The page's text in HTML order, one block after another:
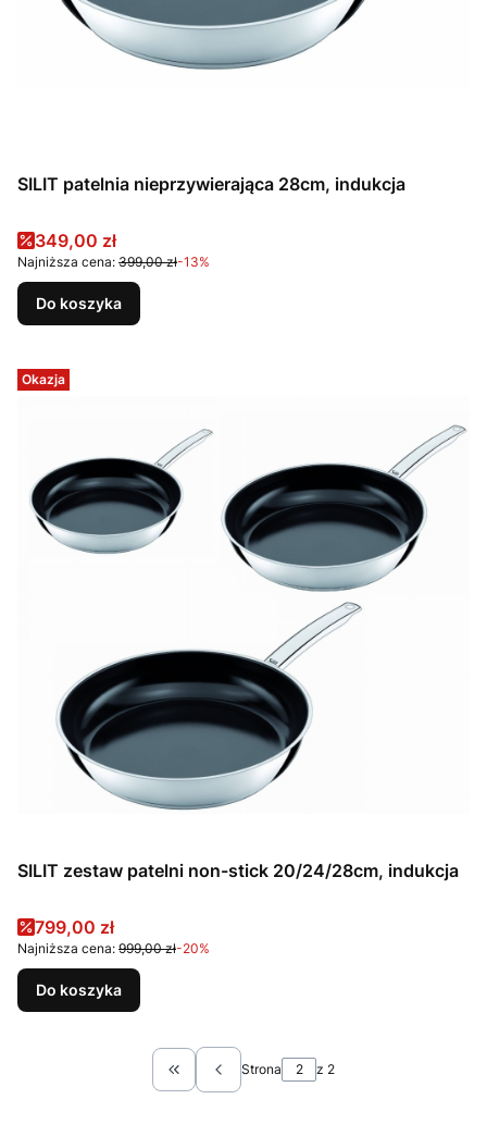
SILIT patelnia nieprzywierająca 28cm, indukcja
Cena promocyjna
349,00 zł
Najniższa cena: 399,00 zł-13%
Do koszyka
Okazja
SILIT zestaw patelni non-stick 20/24/28cm, indukcja
Cena promocyjna
799,00 zł
Najniższa cena: 999,00 zł-20%
Do koszyka
Wróć do pierwszej strony z produktami
Strona z 2